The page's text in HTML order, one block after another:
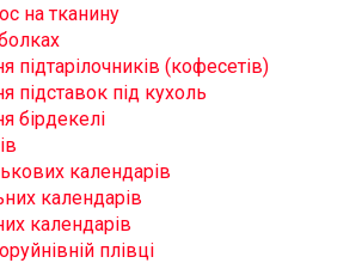
на тканину
підтарілочників (кофесетів)
підставок під кухоль
бірдекелі
календарів
календарів
календарів
плівці